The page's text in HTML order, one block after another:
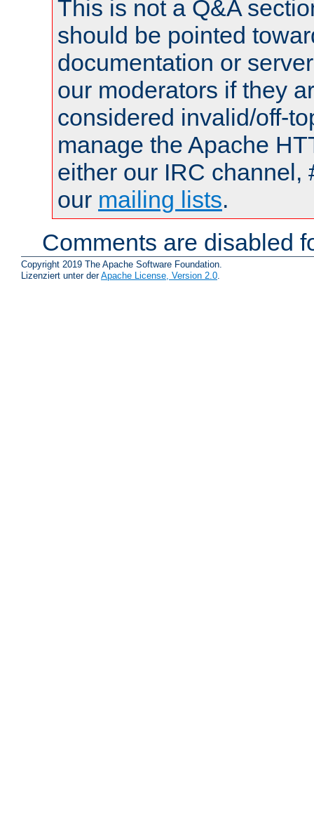
This is not a Q&A
should be pointed
documentation or
our moderators if they
considered invalid/off-
manage the Apache
either our IRC channel,
our mailing lists.
Comments are disabled
Copyright 2019 The Apache Software Foundation.
Lizenziert unter derApache License, Version 2.0.